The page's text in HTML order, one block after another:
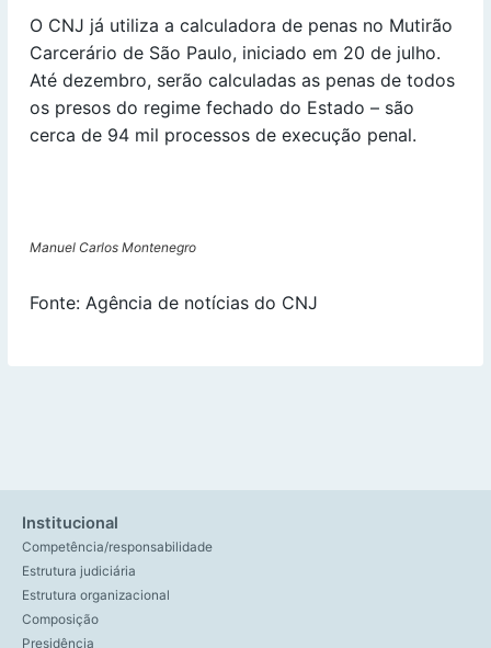
O CNJ já utiliza a calculadora de penas no Mutirão
Carcerário de São Paulo, iniciado em 20 de julho.
Até dezembro, serão calculadas as penas de todos
os presos do regime fechado do Estado – são
cerca de 94 mil processos de execução penal.
Manuel Carlos Montenegro
Fonte: Agência de notícias do CNJ
Institucional
Competência/responsabilidade
Estrutura judiciária
Estrutura organizacional
Composição
Presidência